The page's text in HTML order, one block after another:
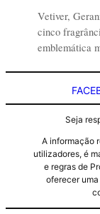
Vetiver,
cinco
emblemática
Seja
A informação
utilizadores, é
e regras de
oferecer